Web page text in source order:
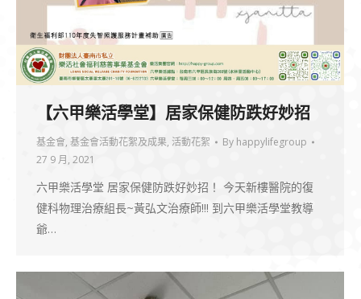
【六甲樂活學堂】居家保健防跌好妙招
基金會, 基金會活動花絮及成果, 活動花絮 By happylifegroup
27 9 月, 2021
六甲樂活學堂 居家保健防跌好妙招！ 今天新樓醫院的復
健科物理治療組長~黃弘文治療師!!! 到六甲樂活學堂教導
爺…